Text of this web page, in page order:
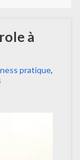
à
pratique,